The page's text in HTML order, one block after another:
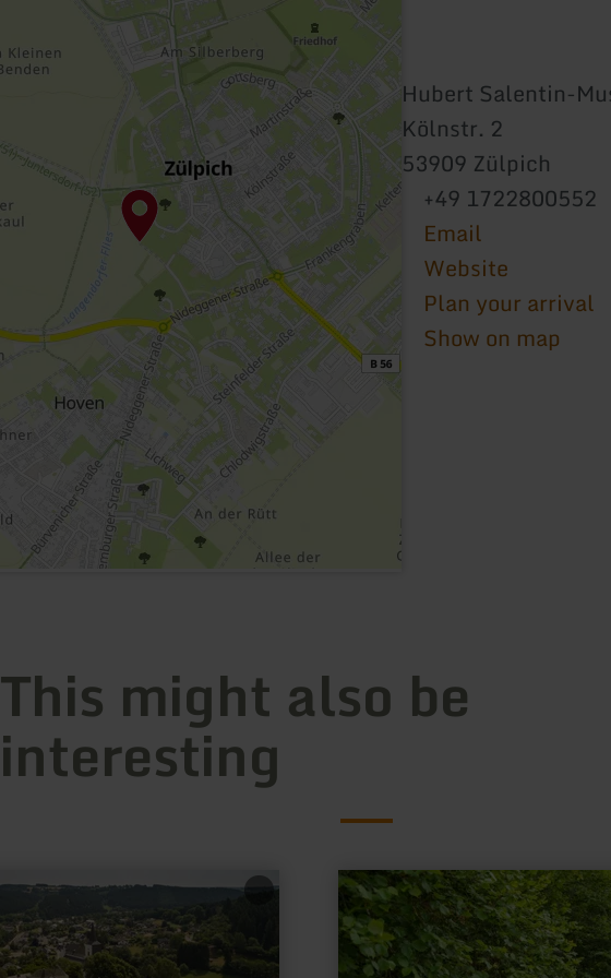
Hubert Salentin-
Kölnstr. 2
53909 Zülpich
+49 1722800552
Email
Website
Plan your arrival
Show on map
This might also be
interesting
learn
more
about:
Römische
Eifelwasserleitung